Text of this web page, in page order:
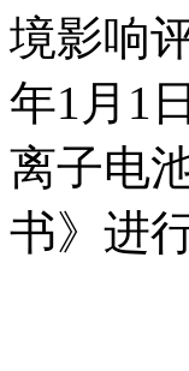
境影响
年1月1
离子电
书》进